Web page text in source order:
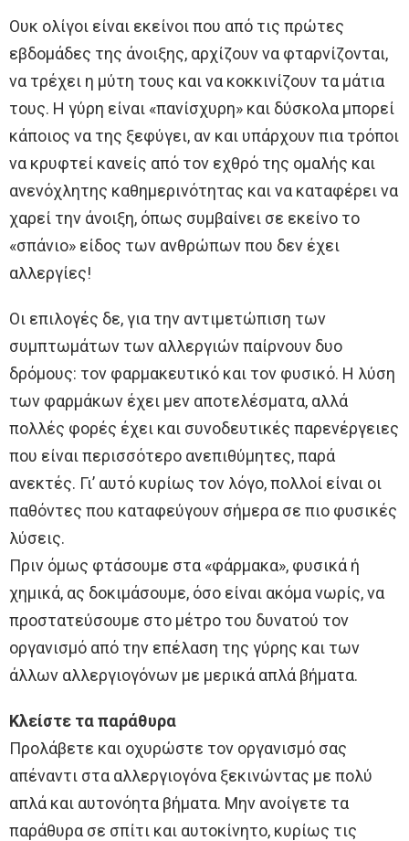
Ουκ ολίγοι είναι εκείνοι που από τις πρώτες
εβδομάδες της άνοιξης, αρχίζουν να φταρνίζονται,
να τρέχει η μύτη τους και να κοκκινίζουν τα μάτια
τους. Η γύρη είναι «πανίσχυρη» και δύσκολα μπορεί
κάποιος να της ξεφύγει, αν και υπάρχουν πια τρόποι
να κρυφτεί κανείς από τον εχθρό της ομαλής και
ανενόχλητης καθημερινότητας και να καταφέρει να
χαρεί την άνοιξη, όπως συμβαίνει σε εκείνο το
«σπάνιο» είδος των ανθρώπων που δεν έχει
αλλεργίες!
Οι επιλογές δε, για την αντιμετώπιση των
συμπτωμάτων των αλλεργιών παίρνουν δυο
δρόμους: τον φαρμακευτικό και τον φυσικό. Η λύση
των φαρμάκων έχει μεν αποτελέσματα, αλλά
πολλές φορές έχει και συνοδευτικές παρενέργειες
που είναι περισσότερο ανεπιθύμητες, παρά
ανεκτές. Γι’ αυτό κυρίως τον λόγο, πολλοί είναι οι
παθόντες που καταφεύγουν σήμερα σε πιο φυσικές
λύσεις.
Πριν όμως φτάσουμε στα «φάρμακα», φυσικά ή
χημικά, ας δοκιμάσουμε, όσο είναι ακόμα νωρίς, να
προστατεύσουμε στο μέτρο του δυνατού τον
οργανισμό από την επέλαση της γύρης και των
άλλων αλλεργιογόνων με μερικά απλά βήματα.
Κλείστε τα παράθυρα
Προλάβετε και οχυρώστε τον οργανισμό σας
απέναντι στα αλλεργιογόνα ξεκινώντας με πολύ
απλά και αυτονόητα βήματα. Μην ανοίγετε τα
παράθυρα σε σπίτι και αυτοκίνητο, κυρίως τις